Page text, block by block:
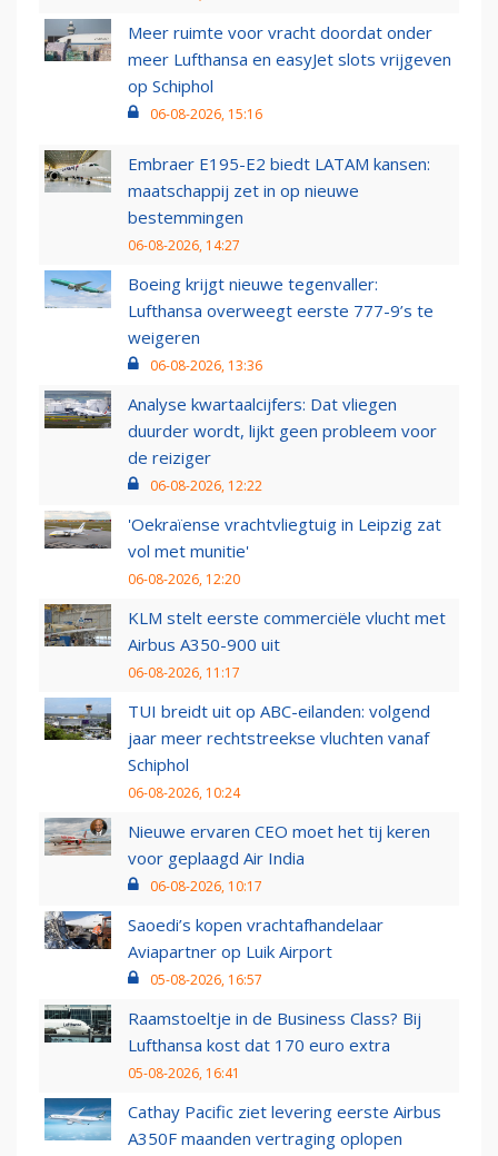
Meer ruimte voor vracht doordat onder
meer Lufthansa en easyJet slots vrijgeven
op Schiphol
06-08-2026, 15:16
Embraer E195-E2 biedt LATAM kansen:
maatschappij zet in op nieuwe
bestemmingen
06-08-2026, 14:27
Boeing krijgt nieuwe tegenvaller:
Lufthansa overweegt eerste 777-9’s te
weigeren
06-08-2026, 13:36
Analyse kwartaalcijfers: Dat vliegen
duurder wordt, lijkt geen probleem voor
de reiziger
06-08-2026, 12:22
'Oekraïense vrachtvliegtuig in Leipzig zat
vol met munitie'
06-08-2026, 12:20
KLM stelt eerste commerciële vlucht met
Airbus A350-900 uit
06-08-2026, 11:17
TUI breidt uit op ABC-eilanden: volgend
jaar meer rechtstreekse vluchten vanaf
Schiphol
06-08-2026, 10:24
Nieuwe ervaren CEO moet het tij keren
voor geplaagd Air India
06-08-2026, 10:17
Saoedi’s kopen vrachtafhandelaar
Aviapartner op Luik Airport
05-08-2026, 16:57
Raamstoeltje in de Business Class? Bij
Lufthansa kost dat 170 euro extra
05-08-2026, 16:41
Cathay Pacific ziet levering eerste Airbus
A350F maanden vertraging oplopen